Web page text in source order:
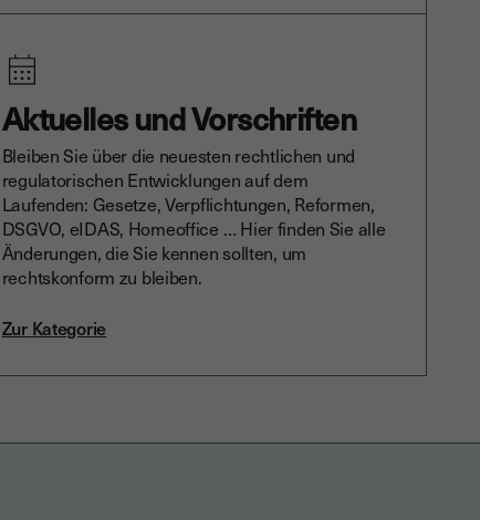
Aktuelles und Vorschriften
Bleiben Sie über die neuesten rechtlichen und
regulatorischen Entwicklungen auf dem
Laufenden: Gesetze, Verpflichtungen, Reformen,
DSGVO, eIDAS, Homeoffice … Hier finden Sie alle
Änderungen, die Sie kennen sollten, um
rechtskonform zu bleiben.
Zur Kategorie